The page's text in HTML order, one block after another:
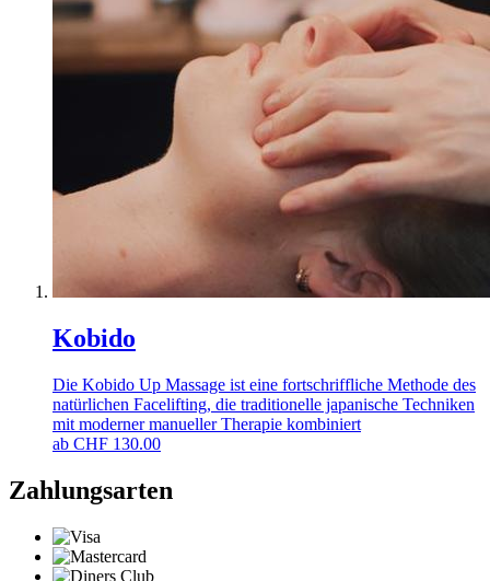
Kobido
Die Kobido Up Massage ist eine fortschriffliche Methode des
natürlichen Facelifting, die traditionelle japanische Techniken
mit moderner manueller Therapie kombiniert
ab CHF 130.00
Zahlungsarten